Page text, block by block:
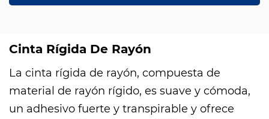
Cinta Rígida De Rayón
La cinta rígida de rayón, compuesta de
material de rayón rígido, es suave y cómoda,
un adhesivo fuerte y transpirable y ofrece